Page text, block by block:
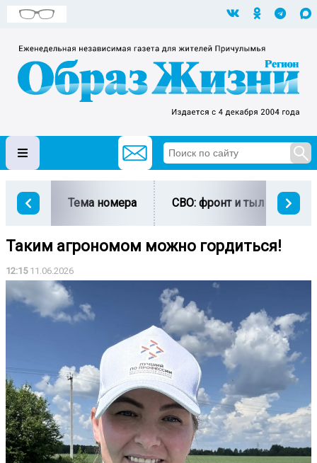
Тема номера СВО: фронт и тыл
Таким агрономом можно гордиться!
12:1511.06.2026